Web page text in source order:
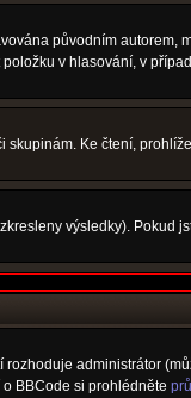
původním
v hlasování, v
Ke čtení,
výsledky).
administrátor
BBCode si prohlédněte